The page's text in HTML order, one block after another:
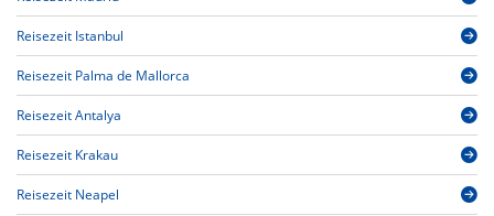
Reisezeit Istanbul
Reisezeit Palma de Mallorca
Reisezeit Antalya
Reisezeit Krakau
Reisezeit Neapel